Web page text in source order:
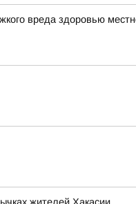
вреда здоровью